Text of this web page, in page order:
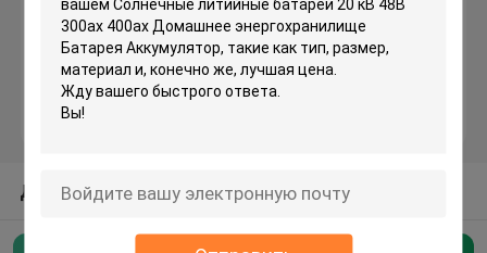
Батарея лития накопления энергии
литий-ионный аккумулятор 48V
Литиевая портативная электростанция
ДРУГИЕ КАТЕГОРИИ ОТ НАС